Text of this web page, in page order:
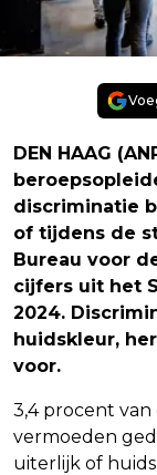
DEN HAAG
discriminatie
of tijdens de
Bureau voor
cijfers uit het
2024.
huidskleur,
voor.
3,4 procent
vermoeden
uiterlijk of